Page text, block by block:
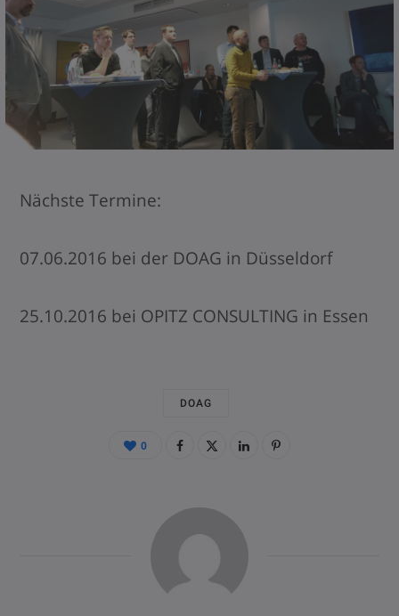
Nächste Termine:
07.06.2016 bei der DOAG in Düsseldorf
25.10.2016 bei OPITZ CONSULTING in Essen
DOAG
0